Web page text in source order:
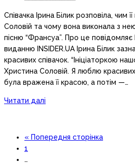
Співачка Ірина Білик розповіла, чим
Соловій та чому вона виконала з
пісню “Франсуа”. Про це повідомляє
виданню INSIDER.UA Ірина Білик
красивих співачок. “Ініціаторкою
Христина Соловій. Я люблю
була вражена її красою, а потім —…
Читати далі
« Попередня сторінка
1
…